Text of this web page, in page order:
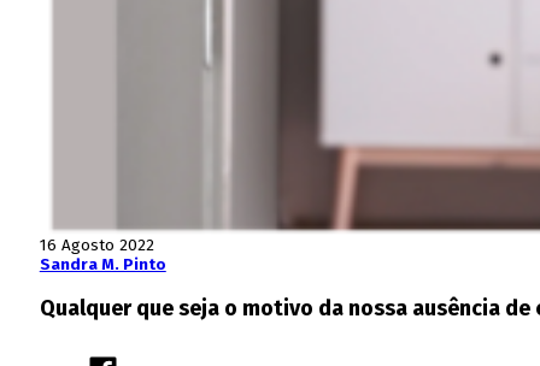
16 Agosto 2022
Sandra M. Pinto
Qualquer que seja o motivo da nossa ausência